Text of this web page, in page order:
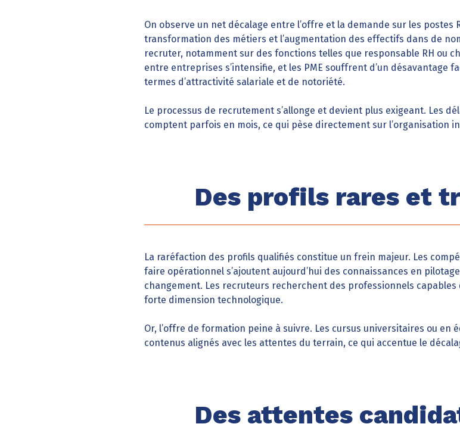
On observe un net décalage entre l’offre et la demande sur les postes
transformation des métiers et l’augmentation des effectifs dans de
recruter, notamment sur des fonctions telles que responsable RH ou
entre entreprises s’intensifie, et les PME souffrent d’un désavantage
termes d’attractivité salariale et de notoriété.
Le processus de recrutement s’allonge et devient plus exigeant. Les
comptent parfois en mois, ce qui pèse directement sur l’organisation
Des profils rares et
La raréfaction des profils qualifiés constitue un frein majeur. Les
faire opérationnel s’ajoutent aujourd’hui des connaissances en
changement. Les recruteurs recherchent des professionnels capables
forte dimension technologique.
Or, l’offre de formation peine à suivre. Les cursus universitaires ou en
contenus alignés avec les attentes du terrain, ce qui accentue le
Des attentes